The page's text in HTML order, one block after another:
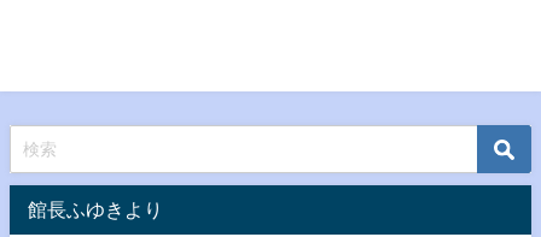
館長ふゆきより